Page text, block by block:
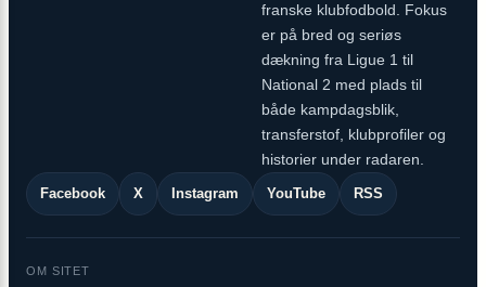
franske klubfodbold. Fokus
er på bred og seriøs
dækning fra Ligue 1 til
National 2 med plads til
både kampdagsblik,
transferstof, klubprofiler og
historier under radaren.
Facebook X Instagram YouTube RSS
OM SITET